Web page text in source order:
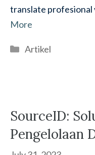
translate profesional
More
Categories
Artikel
SourceID:
Pengelolaan